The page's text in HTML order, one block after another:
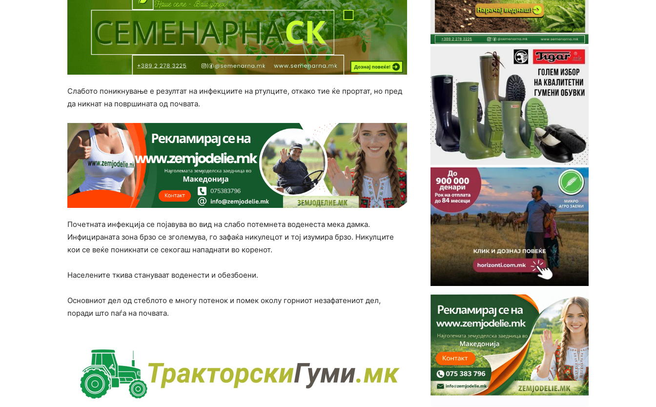
Слабото поникнување е резултат на инфекциите на ртулците, откако тие ќе прортат, но пред
да никнат на површината од почвата.
Почетната инфекција се појавува во вид на слабо потемнета воденеста мека дамка.
Инфицираната зона брзо се зголемува, го зафаќа никулецот и тој изумира брзо. Никулците
кои се веќе поникнати се секогаш нападнати во коренот.
Населените ткива стануваат воденести и обезбоени.
Основниот дел од стеблото е многу потенок и помек околу горниот незафатениот дел,
поради што паѓа на почвата.